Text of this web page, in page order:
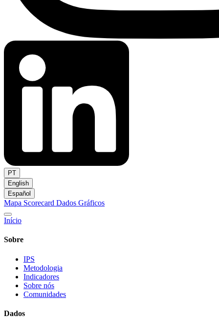
PT
English
Español
Mapa Scorecard Dados Gráficos
Início
Sobre
IPS
Metodologia
Indicadores
Sobre nós
Comunidades
Dados